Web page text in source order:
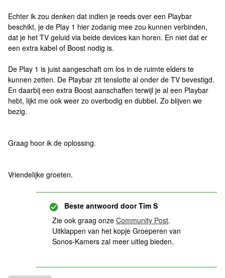
Echter ik zou denken dat indien je reeds over een Playbar
beschikt, je de Play 1 hier zodanig mee zou kunnen verbinden,
dat je het TV geluid via beide devices kan horen. En niet dat er
een extra kabel of Boost nodig is.
De Play 1 is juist aangeschaft om los in de ruimte elders te
kunnen zetten. De Playbar zit tenslotte al onder de TV bevestigd.
En daarbij een extra Boost aanschaffen terwijl je al een Playbar
hebt, lijkt me ook weer zo overbodig en dubbel. Zo blijven we
bezig.
Graag hoor ik de oplossing.
Vriendelijke groeten.
Beste antwoord doorTim S
Zie ook graag onze Community Post.
Uitklappen van het kopje Groeperen van
Sonos-Kamers zal meer uitleg bieden.